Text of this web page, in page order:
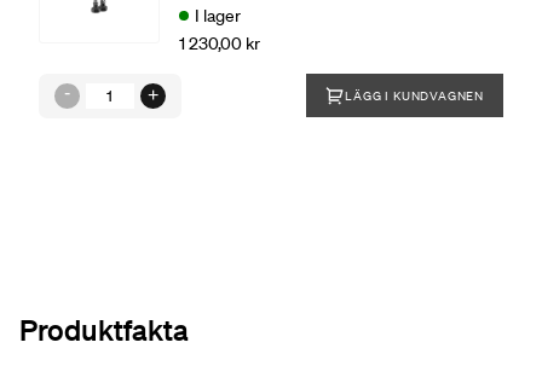
I lager
1 230,00 kr
LÄGG I KUNDVAGNEN
Produktfakta